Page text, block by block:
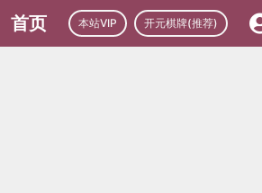
首页 本站VIP 开元棋牌(推荐)